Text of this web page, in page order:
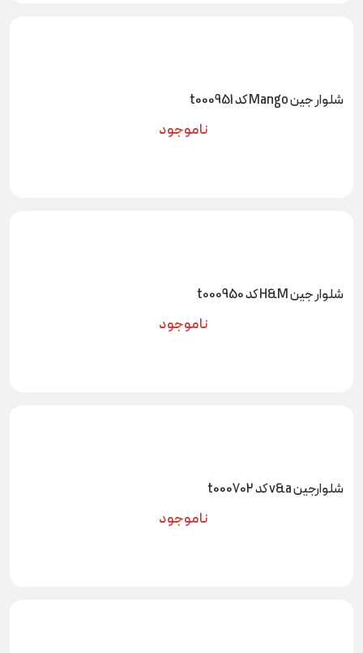
شلوار جین Mango کد t000951
ناموجود
شلوار جین H&M کد t000950
ناموجود
شلوارجین v&a کد t000702
ناموجود